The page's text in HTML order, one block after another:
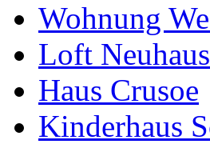
Wohnung
Loft
Haus Crusoe
Kinderhaus